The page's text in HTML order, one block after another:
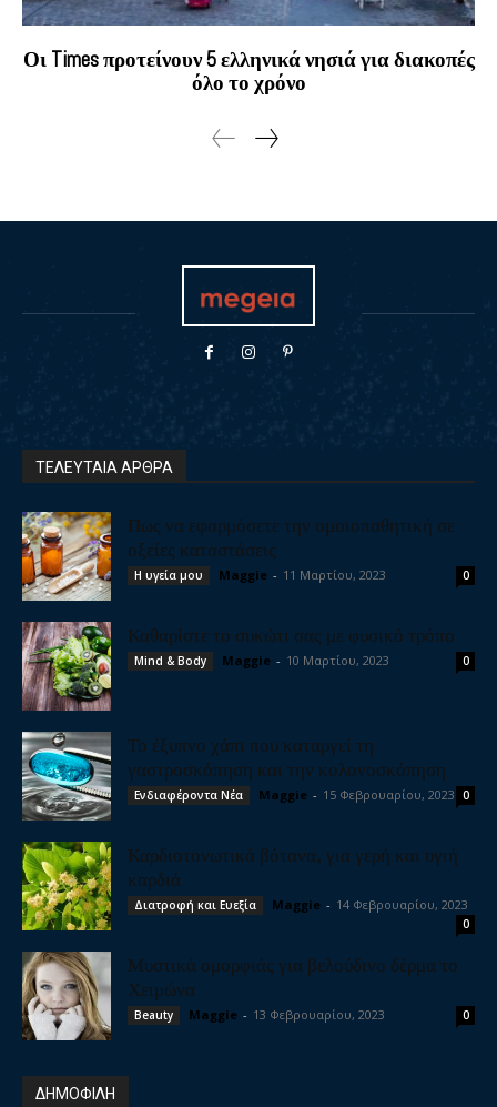
Οι Times προτείνουν 5 ελληνικά νησιά για διακοπές
όλο το χρόνο
ΤΕΛΕΥΤΑΙΑ ΑΡΘΡΑ
Πως να εφαρμόσετε την ομοιοπαθητική σε
οξείες καταστάσεις
Η υγεία μου Maggie - 11 Μαρτίου, 2023 0
Καθαρίστε το συκώτι σας με φυσικό τρόπο
Mind & Body Maggie - 10 Μαρτίου, 2023 0
Το έξυπνο χάπι που καταργεί τη
γαστροσκόπηση και την κολονοσκόπηση
Ενδιαφέροντα Νέα Maggie - 15 Φεβρουαρίου, 2023 0
Καρδιοτονωτικά βότανα, για γερή και υγιή
καρδιά
Διατροφή και Ευεξία Maggie - 14 Φεβρουαρίου, 2023
0
Μυστικά ομορφιάς για βελούδινο δέρμα το
Χειμώνα
Beauty Maggie - 13 Φεβρουαρίου, 2023 0
ΔΗΜΟΦΙΛΗ